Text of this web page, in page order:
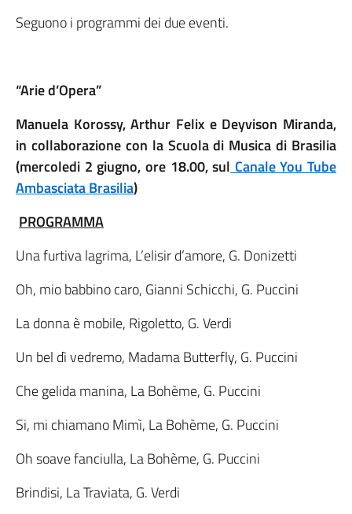
Seguono i programmi dei due eventi.
“Arie d’Opera”
Manuela Korossy, Arthur Felix e Deyvison Miranda,
in collaborazione con la Scuola di Musica di Brasilia
(mercoledi 2 giugno, ore 18.00, sul Canale You Tube
Ambasciata Brasilia)
PROGRAMMA
Una furtiva lagrima, L’elisir d’amore, G. Donizetti
Oh, mio babbino caro, Gianni Schicchi, G. Puccini
La donna è mobile, Rigoletto, G. Verdi
Un bel dì vedremo, Madama Butterfly, G. Puccini
Che gelida manina, La Bohème, G. Puccini
Si, mi chiamano Mimì, La Bohème, G. Puccini
Oh soave fanciulla, La Bohème, G. Puccini
Brindisi, La Traviata, G. Verdi